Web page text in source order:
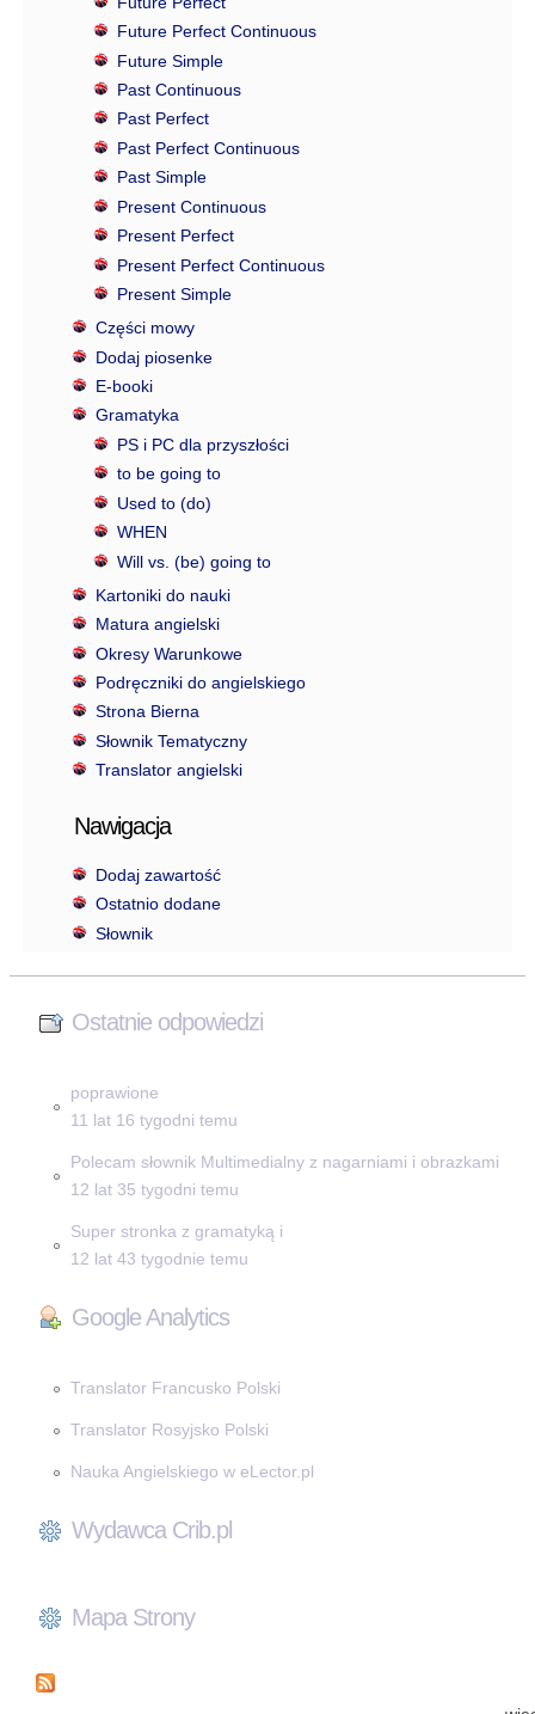
Future Perfect Continuous
Future Simple
Past Continuous
Past Perfect
Past Perfect Continuous
Past Simple
Present Continuous
Present Perfect
Present Perfect Continuous
Present Simple
Części mowy
Dodaj piosenke
E-booki
Gramatyka
PS i PC dla przyszłości
to be going to
Used to (do)
WHEN
Will vs. (be) going to
Kartoniki do nauki
Matura angielski
Okresy Warunkowe
Podręczniki do angielskiego
Strona Bierna
Słownik Tematyczny
Translator angielski
Nawigacja
Dodaj zawartość
Ostatnio dodane
Słownik
Ostatnie odpowiedzi
poprawione
11 lat 16 tygodni temu
Polecam słownik Multimedialny z nagarniami i obrazkami
12 lat 35 tygodni temu
Super stronka z gramatyką i
12 lat 43 tygodnie temu
Google Analytics
Translator Francusko Polski
Translator Rosyjsko Polski
Nauka Angielskiego w eLector.pl
Wydawca Crib.pl
Mapa Strony